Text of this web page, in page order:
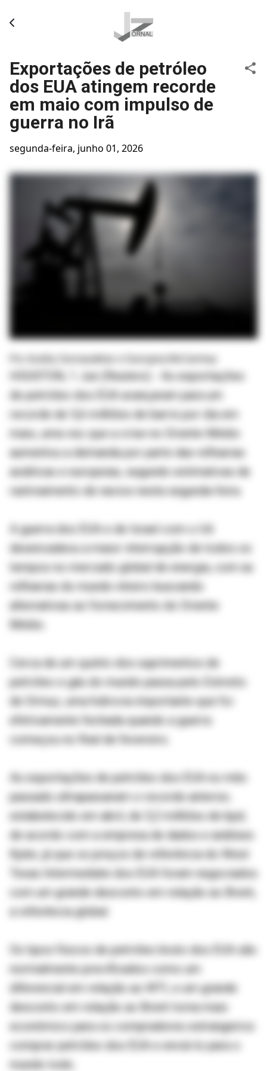
Pular para o conteúdo principal
Exportações de petróleo
dos EUA atingem recorde
em maio com impulso de
guerra no Irã
segunda-feira, junho 01, 2026
Por Arathy Somasekhar e Georgina McCartney
HOUSTON, 1 Jun (Reuters) - As exportações
de petróleo dos EUA avançaram para um
recorde de 5,6 milhões de barris por dia em
maio, uma vez que a crise no Oriente Médio
aumentou a demanda por parte das refinarias
asiáticas e europeias, segundo estimativas de
rastreamento de navios nesta segunda-feira.
A guerra dos EUA e de Israel com o Irã
desencadeou a maior interrupção de todos os
tempos no mercado global de energia, com as
refinarias do mundo inteiro buscando
alternativas ao fornecimento do Oriente
Médio.
Cerca de um quinto dos suprimentos de
petróleo e gás do mundo passa pelo Estreito
de Ormuz, uma hidrovia importante que foi
efetivamente fechada quando a guerra
começou no final de fevereiro.
As exportações de petróleo dos EUA no mês
passado ultrapassaram o recorde anterior,
estabelecido em abril, de 5,2 milhões de bpd,
de acordo com a empresa de dados e análises
Kpler, já que os preços de referência do West
Texas Intermediate dos EUA foram negociados
com um grande desconto em relação ao Brent,
a referência global.
Os tipos físicos de petróleo bruto dos EUA são
normalmente precificados como um
diferencial em relação ao WTI, e um grande
desconto em relação ao Brent torna mais
econômico para os compradores estrangeiros
comprar petróleo dos EUA e enviá-lo para o
mundo todo.